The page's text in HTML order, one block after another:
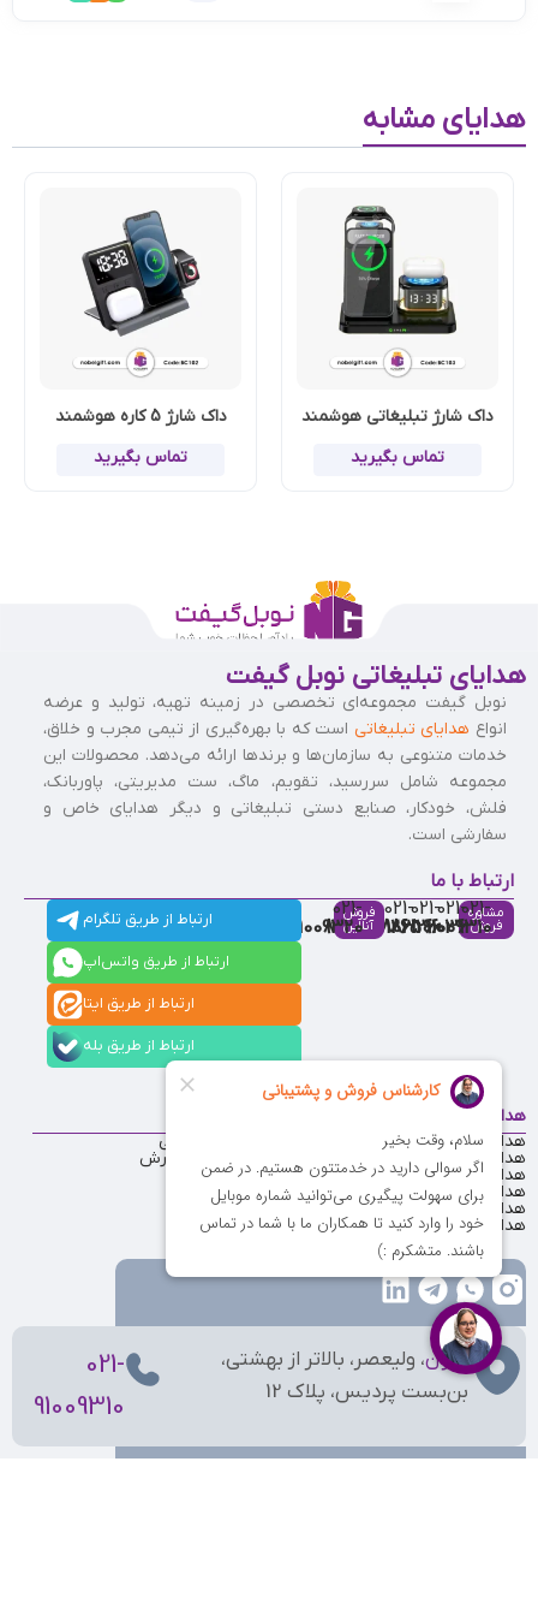
هدایای مشابه
داک شارژ تبلیغاتی هوشمند
تماس بگیرید
داک شارژ 5 کاره هوشمند
تماس بگیرید
هدایای تبلیغاتی نوبل گیفت
نوبل گیفت مجموعه‌ای تخصصی در زمینه تهیه، تولید و عرضه
انواع هدایای تبلیغاتی است که با بهره‌گیری از تیمی مجرب و خلاق،
خدمات متنوعی به سازمان‌ها و برندها ارائه می‌دهد. محصولات این
مجموعه شامل سررسید، تقویم، ماگ، ست مدیریتی، پاوربانک،
فلش، خودکار، صنایع دستی تبلیغاتی و دیگر هدایای خاص و
سفارشی است.
ارتباط با ما
مشاوره
فروش
021-
91009310
021-
86126036
021-
86126506
021-
88537803
فروش
آنلاین
021-
91009320
ارتباط از طریق تلگرام
ارتباط از طریق واتس‌اپ
ارتباط از طریق ایتا
ارتباط از طریق بله
هدایای منتخب
هدایای تبلیغاتی ارزان
هدایای تبلیغاتی تا 200 هزار تومان
هدایای تبلیغاتی تا 100 هزار تومان
هدایای تبلیغاتی تا 50 هزار تومان
هدایای تبلیغاتی یلدا
هدایای تبلیغاتی عید نوروز
فرصت‌های شغلی
قوانین ثبت سفارش
مشتریان ما
نظرات مشتریان
تماس با ما
درباره ما
تهران، ولیعصر، بالاتر از بهشتی،
بن‌بست پردیس، پلاک 12
021-
91009310